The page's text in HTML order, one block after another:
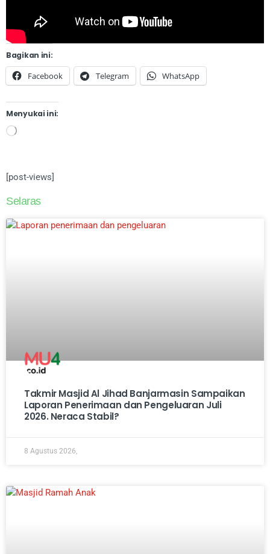
Bagikan ini:
Facebook Telegram WhatsApp
Menyukai ini:
[post-views]
Selaras
Takmir Masjid Al Jihad Banjarmasin Sampaikan
Laporan Penerimaan dan Pengeluaran Juli
2026. Neraca Stabil?
8 Agustus 2026,